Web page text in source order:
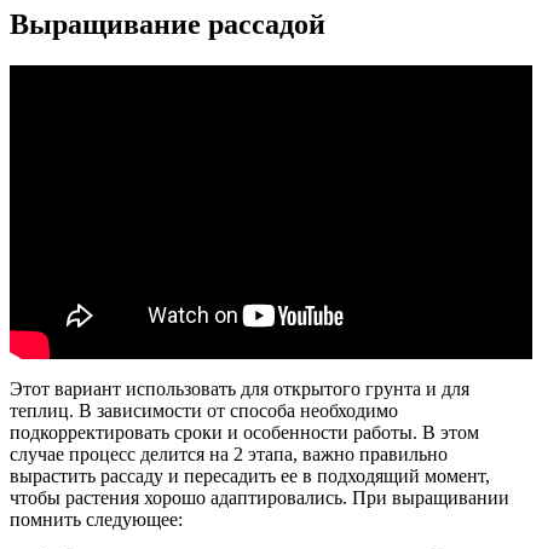
Выращивание рассадой
Этот вариант использовать для открытого грунта и для
теплиц. В зависимости от способа необходимо
подкорректировать сроки и особенности работы. В этом
случае процесс делится на 2 этапа, важно правильно
вырастить рассаду и пересадить ее в подходящий момент,
чтобы растения хорошо адаптировались. При выращивании
помнить следующее: